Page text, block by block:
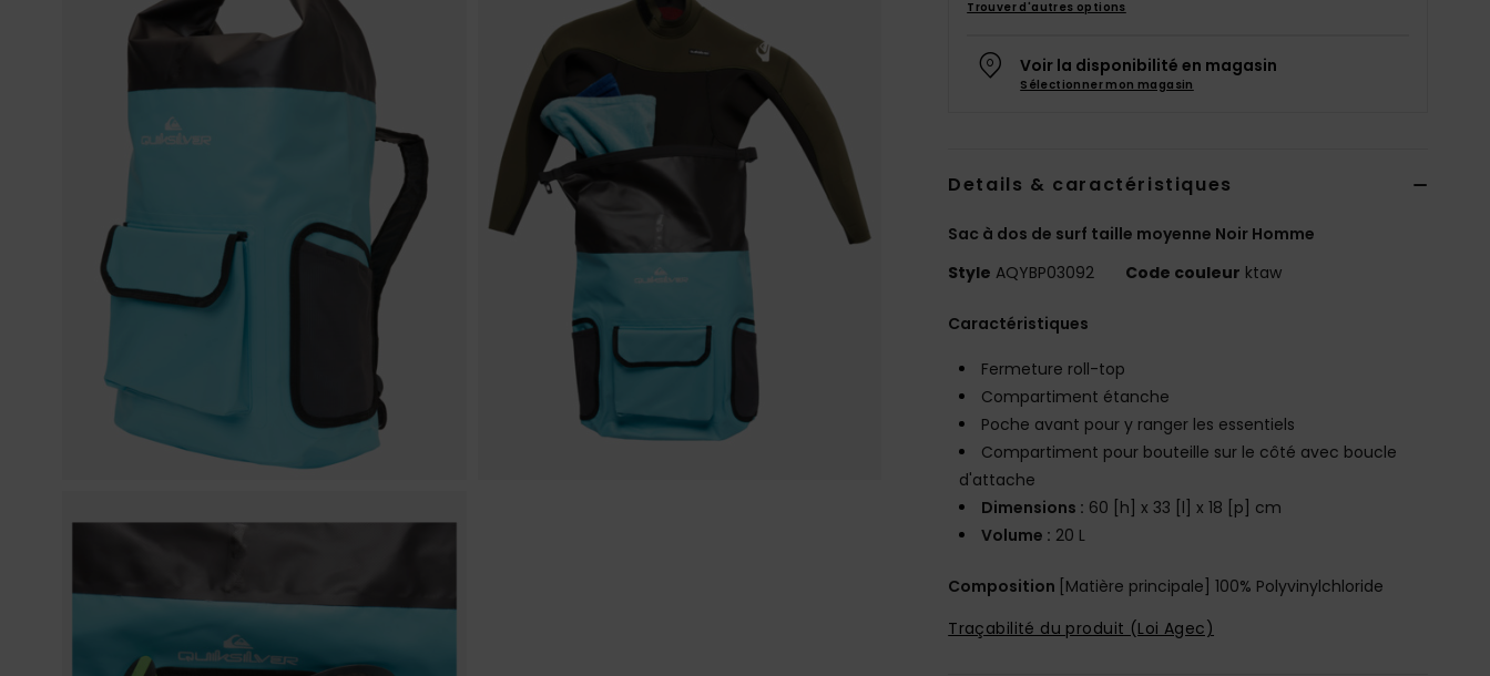
Trouver d'autres options
Voir la disponibilité en magasin
Sélectionner mon magasin
Details & caractéristiques
Sac à dos de surf taille moyenne Noir Homme
Style AQYBP03092 Code couleur ktaw
Caractéristiques
Fermeture roll-top
Compartiment étanche
Poche avant pour y ranger les essentiels
Compartiment pour bouteille sur le côté avec boucle
d'attache
Dimensions : 60 [h] x 33 [l] x 18 [p] cm
Volume : 20 L
Composition [Matière principale] 100% Polyvinylchloride
Traçabilité du produit (Loi Agec)